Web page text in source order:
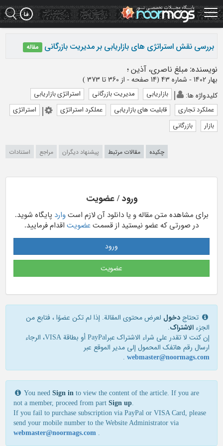
Skip
to
main
بررسی نقش استراتژی های بازاریابی بر مدیریت بازرگانی مقاله
نویسنده: مبلغ ناصری، آذین ؛
بهار 1402 - شماره 43 (‎14 صفحه - از 360 تا 373 )
کلیدواژه ها: بازاریابی مدیریت بازرگانی استراتژی بازاریابی
عملکرد تجاری قابلیت های بازاریابی عملکرد استراتژی استراتژی
بازار بازرگانی
چکیده مقالات مرتبط پیشنهاد دیگران مراجع استنادات
ورود / عضویت
برای مشاهده متن مقاله و یا دانلود آن لازم استوارد پایگاه شوید.
در صورتی که عضو نیستید از قسمت عضویت اقدام فرمایید.
ورود
عضویت
تحتاج دخول لعرض محتوى المقالة. إذا لم تكن عضوًا ، فتابع من
الجزء الاشتراک.
إن كنت لا تقدر علی شراء الاشتراك عبرPayPal أو بطاقة VISA، الرجاء
ارسال رقم هاتفك المحمول إلی مدير الموقع عبر
webmaster@noormags.com
.
You need Sign in to view the content of the article. If you are
not a member, proceed from part Sign up.
If you fail to purchase subscription via PayPal or VISA Card, please
send your mobile number to the Website Administrator via
webmaster@noormags.com .